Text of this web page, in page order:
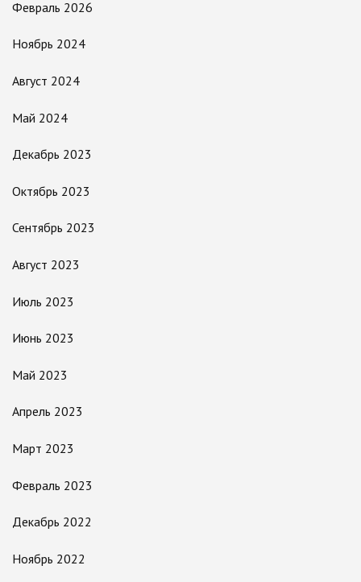
Февраль 2026
Ноябрь 2024
Август 2024
Май 2024
Декабрь 2023
Октябрь 2023
Сентябрь 2023
Август 2023
Июль 2023
Июнь 2023
Май 2023
Апрель 2023
Март 2023
Февраль 2023
Декабрь 2022
Ноябрь 2022